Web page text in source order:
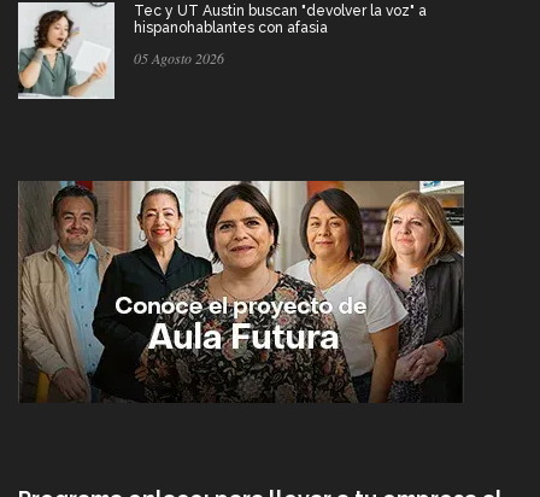
Tec y UT Austin buscan "devolver la voz" a
hispanohablantes con afasia
05 Agosto 2026